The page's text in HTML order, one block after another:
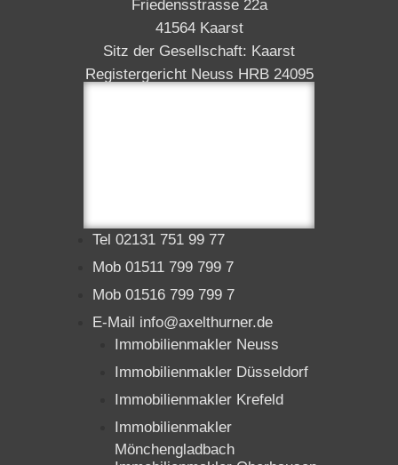
Friedensstrasse 22a
41564 Kaarst
Sitz der Gesellschaft: Kaarst
Registergericht Neuss HRB 24095
Tel 02131 751 99 77
Mob 01511 799 799 7
Mob 01516 799 799 7
E-Mail info@axelthurner.de
Immobilienmakler Neuss
Immobilienmakler Düsseldorf
Immobilienmakler Krefeld
Immobilienmakler
Mönchengladbach